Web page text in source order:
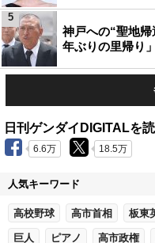
神戸への“聖地
年ぶりの里帰り
5
日刊ゲンダイDIGITALを読
6.6万 18.5万
人気キーワード
高校野球 高市首相 板東
巨人 ピアノ 高市政権